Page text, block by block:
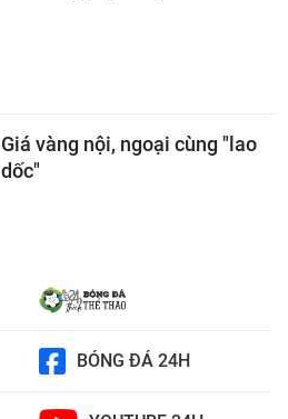
Giá vàng nội, ngoại cùng "lao
dốc"
BÓNG ĐÁ 24H